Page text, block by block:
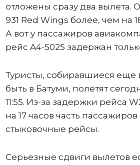
отложены сразу два вылета.
931 Red Wings более, чем на
А вот у пассажиров
рейс A4-5025 задержан
Туристы, собиравшиеся еще
быть в Батуми, полетят
11:55. Из-за задержки рейса
на 17 часов часть
стыковочные рейсы.
Серьезные сдвиги вылетов